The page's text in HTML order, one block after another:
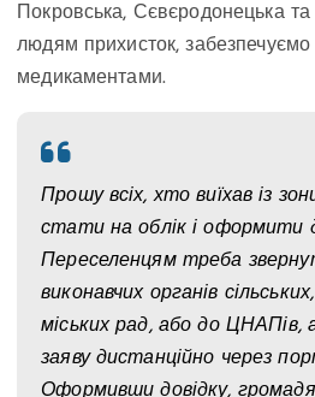
Покровська, Сєвєродонецька
людям прихисток,
медикаментами.
Прошу всіх, хто виїхав із
стати на облік і оформити
Переселенцям треба
виконавчих органів
міських рад, або до ЦНАПів,
заяву дистанційно через
Оформивши довідку,